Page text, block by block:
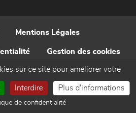
Mentions Légales
Gestion des cookies
Contact
par WEB Enseignes
sur ce site pour améliorer votre
Interdire Plus d'informations
de confidentialité